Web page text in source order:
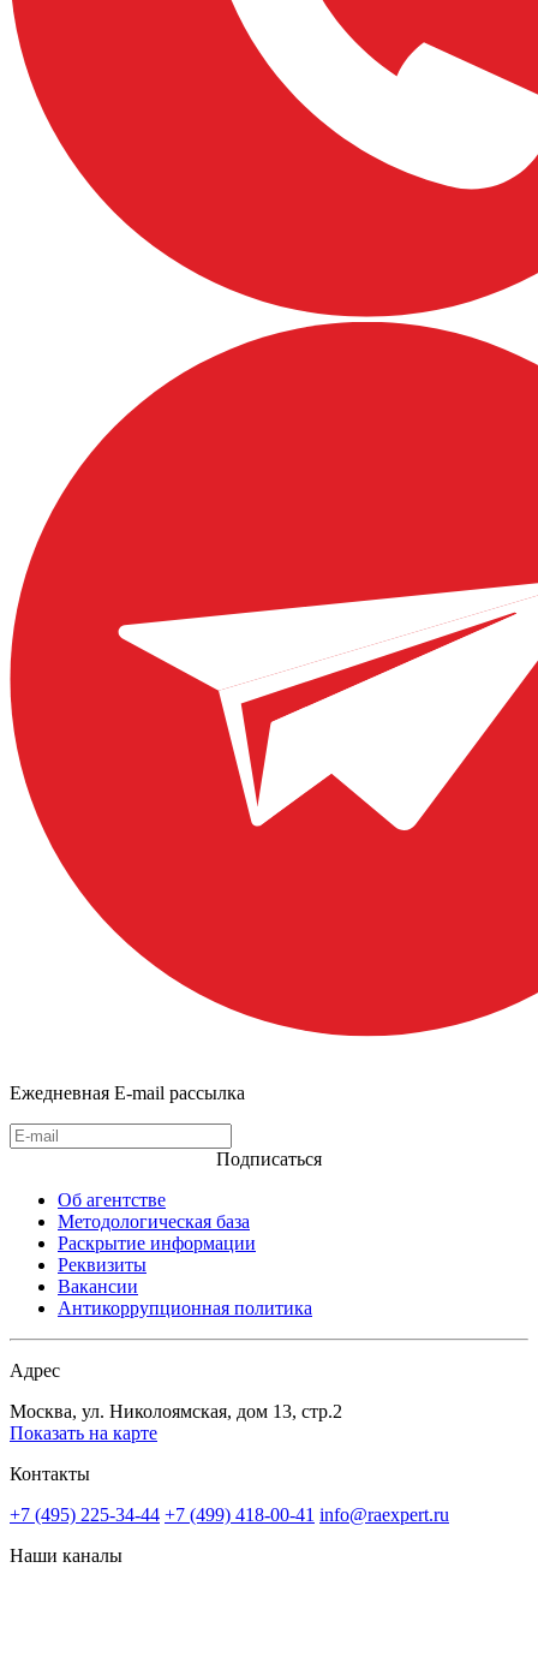
Ежедневная E-mail рассылка
Подписаться
Об агентстве
Методологическая база
Раскрытие информации
Реквизиты
Вакансии
Антикоррупционная политика
Адрес
Москва, ул. Николоямская, дом 13, стр.2
Показать на карте
Контакты
+7 (495) 225-34-44 +7 (499) 418-00-41 info@raexpert.ru
Наши каналы